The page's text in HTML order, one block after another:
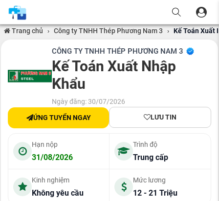
Trang chủ › Công ty TNHH Thép Phương Nam 3 › Kế Toán Xuất
CÔNG TY TNHH THÉP PHƯƠNG NAM 3
Kế Toán Xuất Nhập
Khẩu
Ngày đăng: 30/07/2026
ỨNG TUYỂN NGAY LƯU TIN
Hạn nộp
31/08/2026
Trình độ
Trung cấp
Kinh nghiệm
Không yêu cầu
Mức lương
12 - 21 Triệu